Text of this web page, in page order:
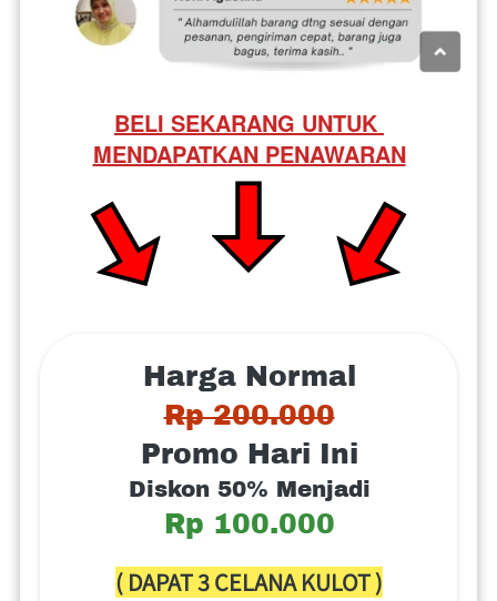
BELI SEKARANG UNTUK
MENDAPATKAN PENAWARAN
Harga Normal
Rp 200.000
Promo Hari Ini
Diskon 50% Menjadi
Rp 100.000
( DAPAT 3 CELANA KULOT )